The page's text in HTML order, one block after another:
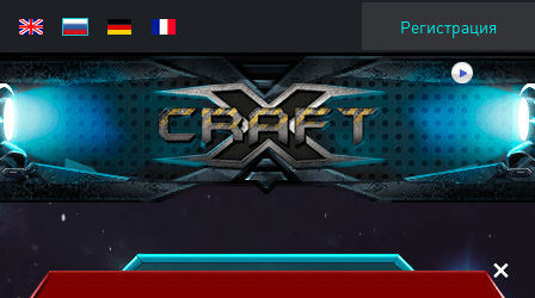
Регистрация